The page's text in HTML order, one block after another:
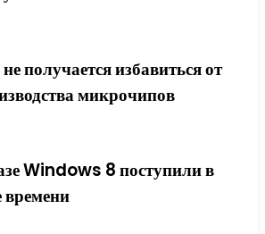
получается избавиться от
микрочипов
Windows 8 поступили в